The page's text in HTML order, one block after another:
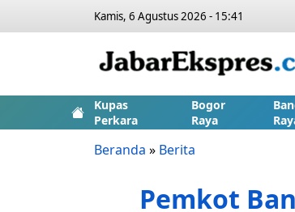
Kamis, 6 Agustus 2026 - 15:41
Kupas
Perkara
Bogor
Raya
Beranda » Berita
Pemkot